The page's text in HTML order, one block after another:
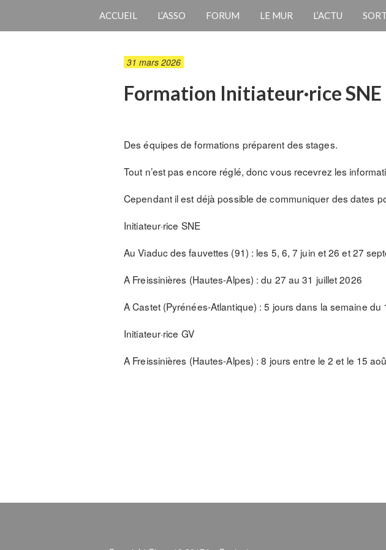
ACCUEIL L’ASSO FORUM LE MUR L’ACTU
31 mars 2026
Formation Initiateur·rice
Des équipes de formations préparent des stages.
Tout n’est pas encore réglé, donc vous recevrez les
Cependant il est déjà possible de communiquer des dates
Initiateur·rice SNE
Au Viaduc des fauvettes (91) : les 5, 6, 7 juin et 26 et 27
A Freissinières (Hautes-Alpes) : du 27 au 31 juillet 2026
A Castet (Pyrénées-Atlantique) : 5 jours dans la semaine du
Initiateur·rice GV
A Freissinières (Hautes-Alpes) : 8 jours entre le 2 et le 15